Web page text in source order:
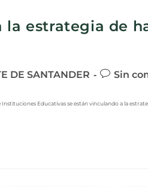
la estrategia de
DE SANTANDER Sin
Educativas se están vinculando a la